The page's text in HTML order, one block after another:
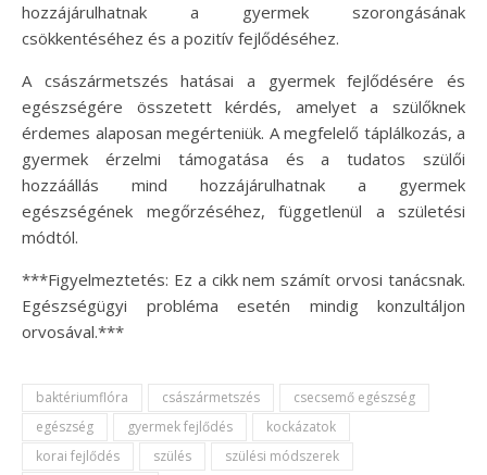
hozzájárulhatnak a gyermek szorongásának
csökkentéséhez és a pozitív fejlődéséhez.
A császármetszés hatásai a gyermek fejlődésére és
egészségére összetett kérdés, amelyet a szülőknek
érdemes alaposan megérteniük. A megfelelő táplálkozás, a
gyermek érzelmi támogatása és a tudatos szülői
hozzáállás mind hozzájárulhatnak a gyermek
egészségének megőrzéséhez, függetlenül a születési
módtól.
***Figyelmeztetés: Ez a cikk nem számít orvosi tanácsnak.
Egészségügyi probléma esetén mindig konzultáljon
orvosával.***
baktériumflóra császármetszés
csecsemő egészség
egészség
gyermek fejlődés
kockázatok
korai fejlődés
szülés
szülési módszerek